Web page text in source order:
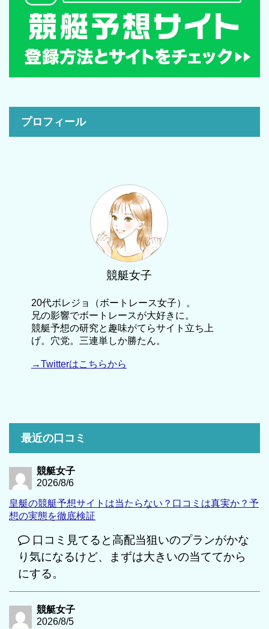
プロフィール
競艇女子
20代ボレジョ（ボートレース女子）。
兄の影響でボートレースが大好きに。
競艇予想の研究と趣味がてらサイト立ち上
げ。穴党。三連単しか勝たん。
→Twitterはこちらから
最近の口コミ
競艇女子
2026/8/6
皇艇の競艇予想サイトは当たらない？口コミは真実か？予
想の実態を徹底検証
口コミ見てると高配当狙いのプランがかな
り気になるけど、まずは大きいの当ててから
にする。
競艇女子
2026/8/5